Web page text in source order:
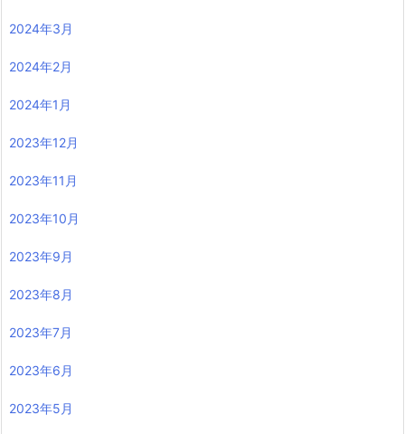
2024年3月
2024年2月
2024年1月
2023年12月
2023年11月
2023年10月
2023年9月
2023年8月
2023年7月
2023年6月
2023年5月